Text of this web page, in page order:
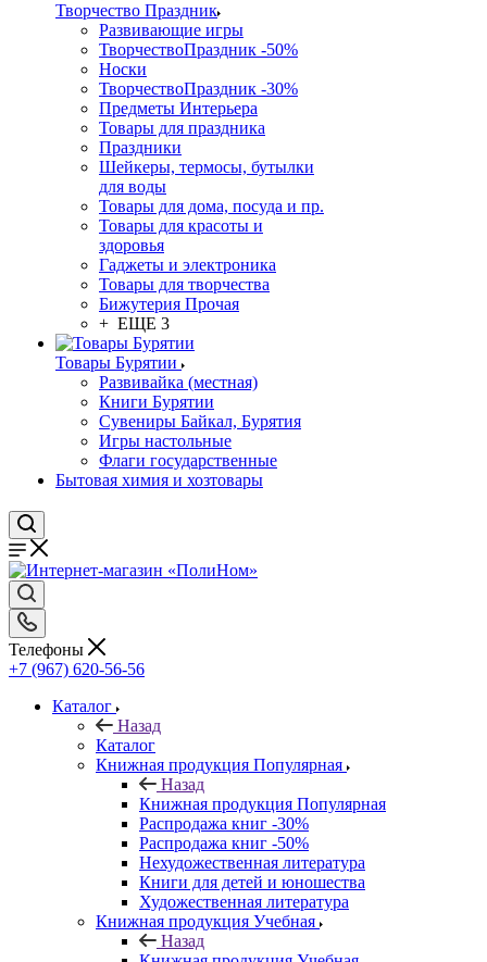
Творчество Праздник
Развивающие игры
ТворчествоПраздник -50%
Носки
ТворчествоПраздник -30%
Предметы Интерьера
Товары для праздника
Праздники
Шейкеры, термосы, бутылки
для воды
Товары для дома, посуда и пр.
Товары для красоты и
здоровья
Гаджеты и электроника
Товары для творчества
Бижутерия Прочая
+ ЕЩЕ 3
Товары Бурятии
Развивайка (местная)
Книги Бурятии
Сувениры Байкал, Бурятия
Игры настольные
Флаги государственные
Бытовая химия и хозтовары
Телефоны
+7 (967) 620-56-56
Каталог
Назад
Каталог
Книжная продукция Популярная
Назад
Книжная продукция Популярная
Распродажа книг -30%
Распродажа книг -50%
Нехудожественная литература
Книги для детей и юношества
Художественная литература
Книжная продукция Учебная
Назад